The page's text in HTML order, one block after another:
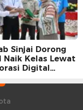
Sinjai Dorong
Naik Kelas Lewat
Digital